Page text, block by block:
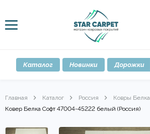
Каталог Новинки Дорожки
Главная Каталог Россия Ковры Белка
Ковер Белка Софт 47004-45222 белый (Россия)